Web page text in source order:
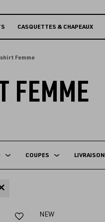
CASQUETTES & CHAPEAUX
Femme
FEMME
COUPES LIVRAISON
Ajouter
NEW